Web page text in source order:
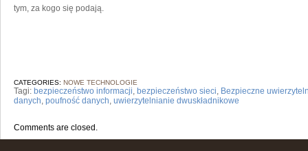
tym, za kogo się podają.
CATEGORIES: NOWE TECHNOLOGIE
Tagi: bezpieczeństwo informacji, bezpieczeństwo sieci, Bezpieczne
danych, poufność danych, uwierzytelnianie dwuskładnikowe
Comments are closed.